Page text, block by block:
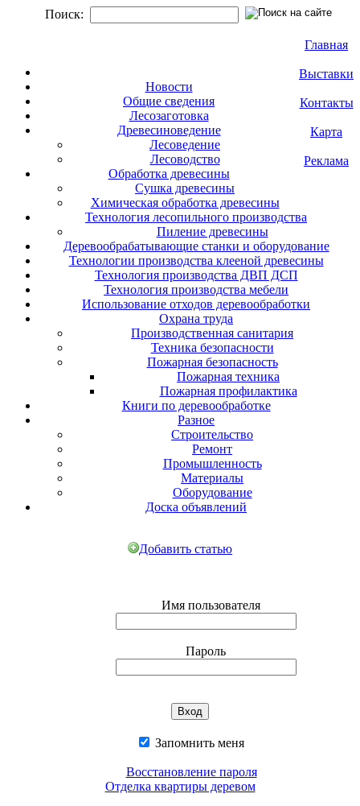
Поиск:
Главная
Выставки
Контакты
Карта
Реклама
Новости
Общие сведения
Лесозаготовка
Древесиноведение
Лесоведение
Лесоводство
Обработка древесины
Сушка древесины
Химическая обработка древесины
Технология лесопильного производства
Пиление древесины
Деревообрабатывающие станки и оборудование
Технологии производства клееной древесины
Технология производства ДВП ДСП
Технология производства мебели
Использование отходов деревообработки
Охрана труда
Производственная санитария
Техника безопасности
Пожарная безопасность
Пожарная техника
Пожарная профилактика
Книги по деревообработке
Разное
Строительство
Ремонт
Промышленность
Материалы
Оборудование
Доска объявлений
Добавить статью
Имя пользователя
Пароль
Запомнить меня
Восстановление пароля
Отделка квартиры деревом